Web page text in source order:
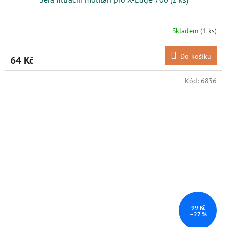
Skladem (1 ks)
64 Kč Do košíku
99 Kč
–27 %
Kód: 6836